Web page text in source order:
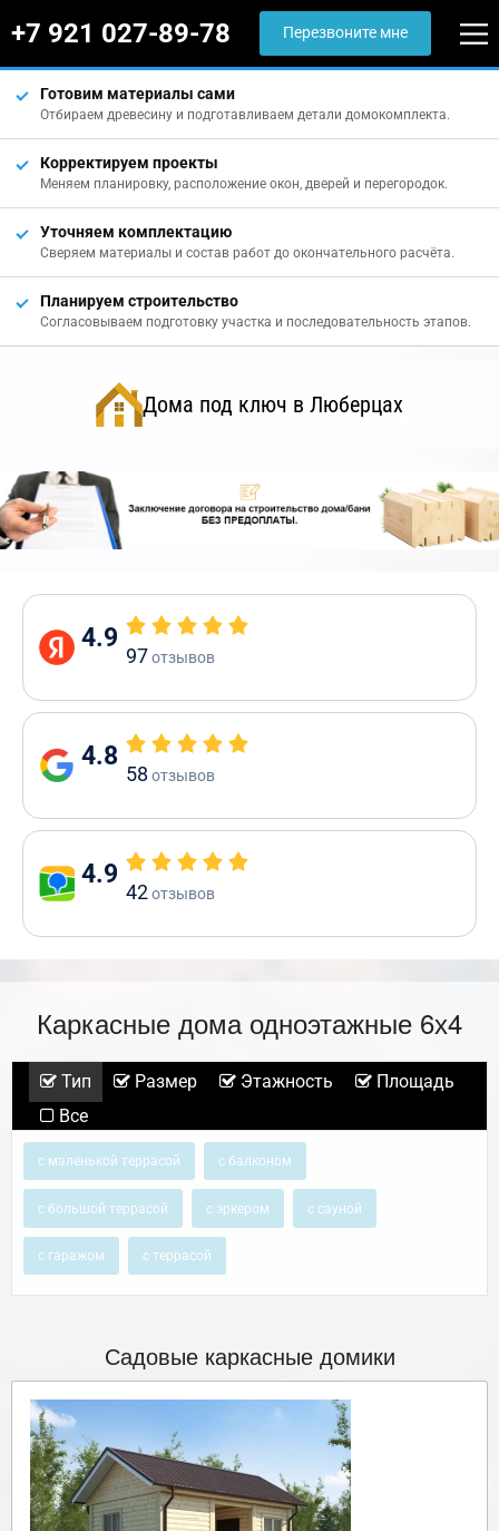
+7 921 027-89-78 Перезвоните мне
Готовим материалы сами
Отбираем древесину и подготавливаем детали домокомплекта.
Корректируем проекты
Меняем планировку, расположение окон, дверей и перегородок.
Уточняем комплектацию
Сверяем материалы и состав работ до окончательного расчёта.
Планируем строительство
Согласовываем подготовку участка и последовательность этапов.
Дома под ключ в Люберцах
4.9
97отзывов
4.8
58 отзывов
4.9
42отзывов
Каркасные дома одноэтажные 6х4
Тип Размер Этажность
Площадь
Все
с маленькой террасой с балконом
с большой террасой с эркером с сауной
с гаражом с террасой
Садовые каркасные домики